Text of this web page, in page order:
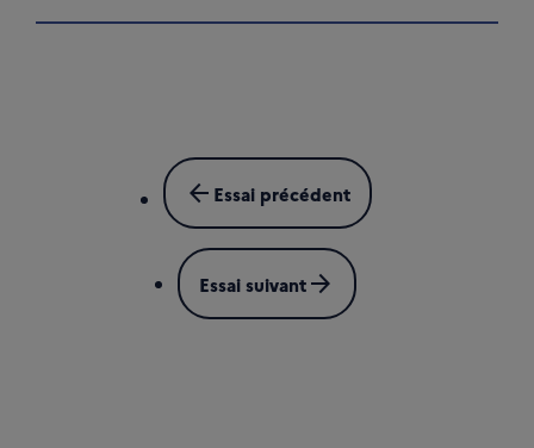
arrow_back Essai précédent
Essai suivantarrow_forward